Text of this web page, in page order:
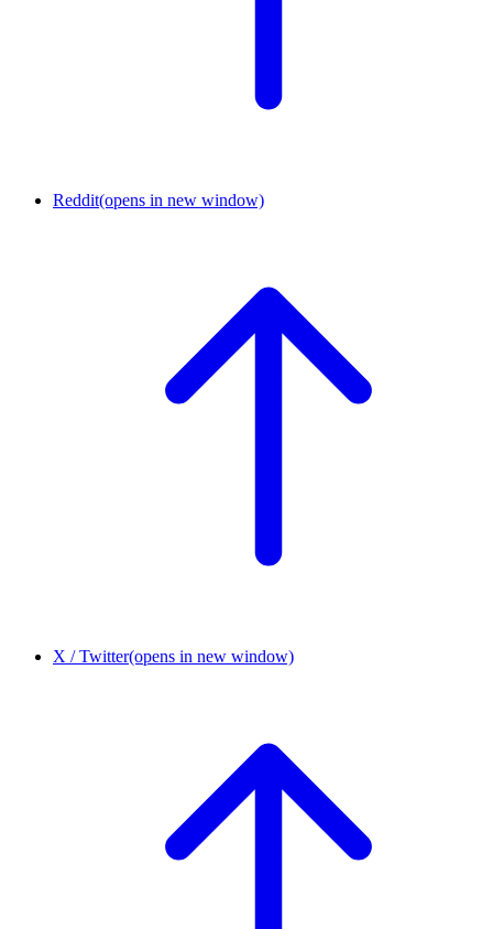
Reddit(opens in new window)
X / Twitter(opens in new window)